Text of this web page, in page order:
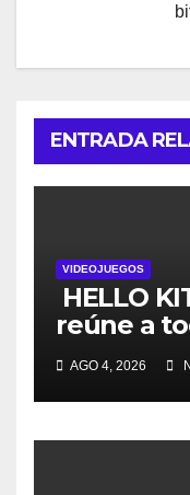
ENTRADA
VIDEOJUEGOS
HELLO
reúne a
favoritos
están
AGO 4, 2026